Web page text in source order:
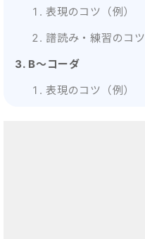
表現のコツ（例）
譜読み・練習のコツ
B～コーダ
表現のコツ（例）